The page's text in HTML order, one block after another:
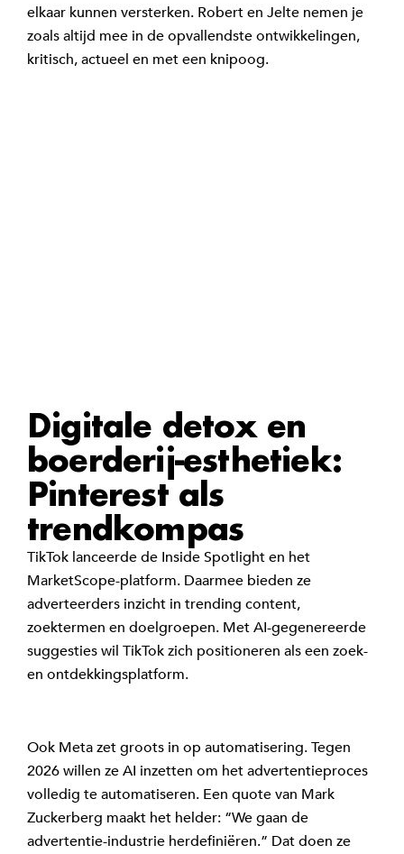
elkaar kunnen versterken. Robert en Jelte nemen je
zoals altijd mee in de opvallendste ontwikkelingen,
kritisch, actueel en met een knipoog.
Digitale detox en
boerderij-esthetiek:
Pinterest als
trendkompas
TikTok lanceerde de Inside Spotlight en het
MarketScope-platform. Daarmee bieden ze
adverteerders inzicht in trending content,
zoektermen en doelgroepen. Met AI-gegenereerde
suggesties wil TikTok zich positioneren als een zoek-
en ontdekkingsplatform.
Ook Meta zet groots in op automatisering. Tegen
2026 willen ze AI inzetten om het advertentieproces
volledig te automatiseren. Een quote van Mark
Zuckerberg maakt het helder: “We gaan de
advertentie-industrie herdefiniëren.” Dat doen ze